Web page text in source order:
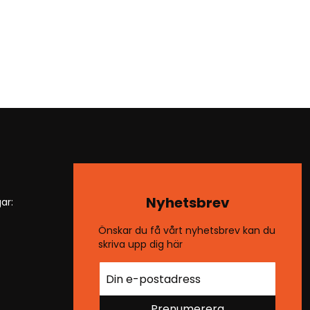
Nyhetsbrev
Önskar du få vårt nyhetsbrev kan du
skriva upp dig här